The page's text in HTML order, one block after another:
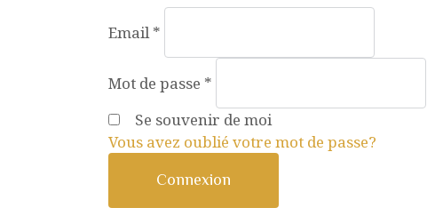
Email *
Mot de passe *
Se souvenir de moi
Vous avez oublié votre mot de passe?
Connexion